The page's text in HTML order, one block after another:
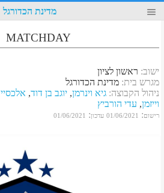
מדינת הכדורגל
MATCHDAY
ישוב: ראשון לציון
מגרש בית: מדינת הכדורגל
ניהול הקבוצה: גיא וינרמן, יוגב בן דוד, אלכסיי
וייזמן, עדי הורביץ
רישום:
01/06/2021 עדכון:
01/06/2021